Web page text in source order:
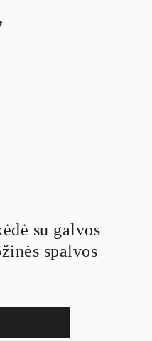
su galvos
spalvos